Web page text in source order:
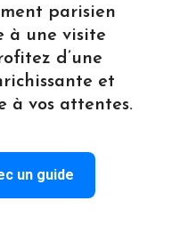
parisien
à une visite
d’une
et
à vos attentes.
un guide